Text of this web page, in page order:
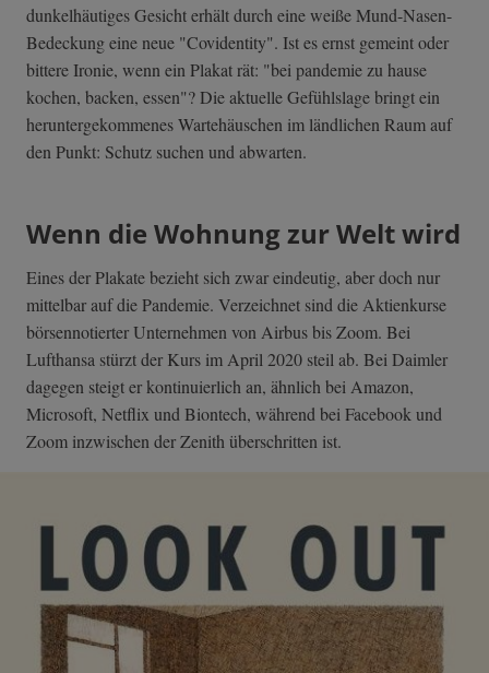
dunkelhäutiges Gesicht erhält durch eine weiße Mund-Nasen-
Bedeckung eine neue "Covidentity". Ist es ernst gemeint oder
bittere Ironie, wenn ein Plakat rät: "bei pandemie zu hause
kochen, backen, essen"? Die aktuelle Gefühlslage bringt ein
heruntergekommenes Wartehäuschen im ländlichen Raum auf
den Punkt: Schutz suchen und abwarten.
Wenn die Wohnung zur Welt wird
Eines der Plakate bezieht sich zwar eindeutig, aber doch nur
mittelbar auf die Pandemie. Verzeichnet sind die Aktienkurse
börsennotierter Unternehmen von Airbus bis Zoom. Bei
Lufthansa stürzt der Kurs im April 2020 steil ab. Bei Daimler
dagegen steigt er kontinuierlich an, ähnlich bei Amazon,
Microsoft, Netflix und Biontech, während bei Facebook und
Zoom inzwischen der Zenith überschritten ist.